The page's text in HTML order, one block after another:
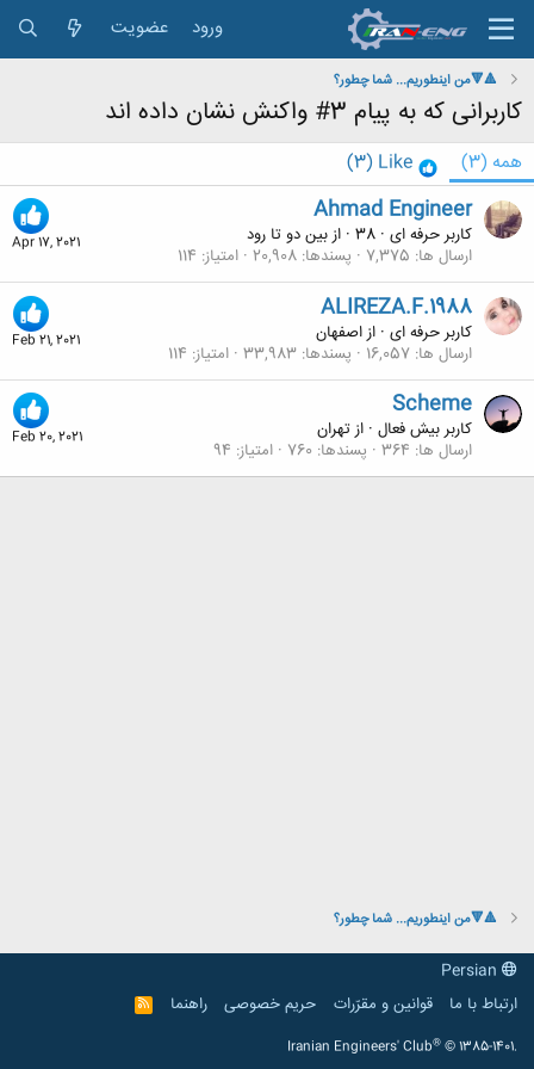
ورود عضویت
🔺️🔻من اینطوریم... شما چطور؟
کاربرانی که به پیام 3# واکنش نشان داده اند
همه (3)
Like
(3)
Apr 17, 2021
Ahmad Engineer
کاربر حرفه ای ·
· ازبین دو تا رود
ارسال ها 7,375 پسندها 20,908 امتیاز 114
Feb 21, 2021
ALIREZA.F.1988
کاربر حرفه ای · ازاصفهان
ارسال ها 16,057 پسندها 33,983 امتیاز 114
Feb 20, 2021
Scheme
کاربر بیش فعال · ازتهران
ارسال ها 364 پسندها 760 امتیاز 94
🔺️🔻من اینطوریم... شما چطور؟
ارتباط با ما
قوانین و مقرّرات حریم خصوصی راهنما
R
S
Iranian Engineers' Club® © 1385-1401.